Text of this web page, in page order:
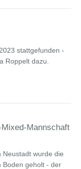
stattgefunden -
Roppelt dazu.
Mannschaft
Neustadt wurde die
Boden geholt - der